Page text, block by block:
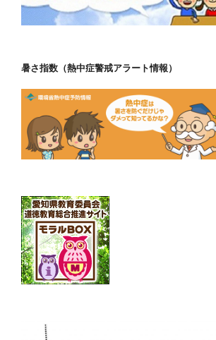
暑さ指数（熱中症警戒アラート情報）